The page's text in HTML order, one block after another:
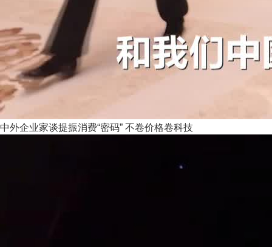
中外企业家谈提振消费“密码” 不卷价格卷科技